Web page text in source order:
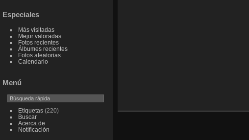
Especiales
Más visitadas
Mejor valoradas
Fotos recientes
Álbumes recientes
Fotos aleatorias
Calendario
Menú
Etiquetas(220)
Buscar
Acerca de
Notificación